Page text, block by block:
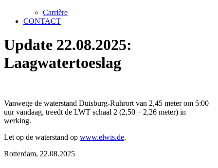
Carrière
CONTACT
Update 22.08.2025:
Laagwatertoeslag
Vanwege de waterstand Duisburg-Ruhrort van 2,45 meter om 5:00
uur vandaag, treedt de LWT schaal 2 (2,50 – 2,26 meter) in
werking.
Let op de waterstand op www.elwis.de.
Rotterdam, 22.08.2025